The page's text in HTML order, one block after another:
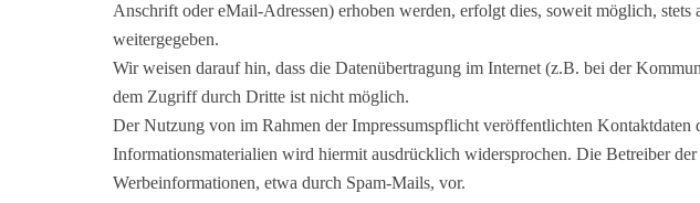
Anschrift oder eMail-Adressen) erhoben werden, erfolgt dies, soweit möglich,
weitergegeben.
Wir weisen darauf hin, dass die Datenübertragung im Internet (z.B. bei der
dem Zugriff durch Dritte ist nicht möglich.
Der Nutzung von im Rahmen der Impressumspflicht veröffentlichten
Informationsmaterialien wird hiermit ausdrücklich widersprochen. Die Betreiber
Werbeinformationen, etwa durch Spam-Mails, vor.